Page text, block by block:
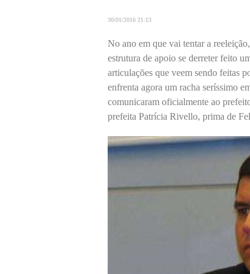
30/01/2016 21:13
No ano em que vai tentar a
estrutura de apoio se derreter feito
articulações que veem sendo feitas
enfrenta agora um racha seríssimo
comunicaram oficialmente ao
prefeita Patrícia Rivello, prima de